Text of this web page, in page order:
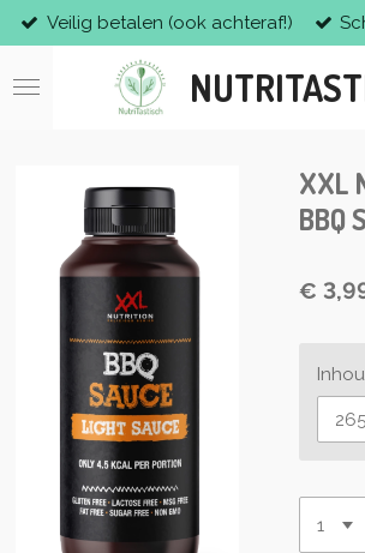
Ga
direct
naar
Veilig betalen (ook achteraf!)
XXL
BBQ
€